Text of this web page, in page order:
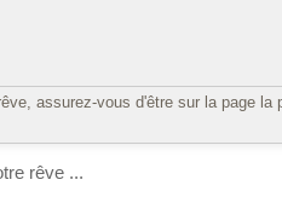
assurez-vous d'être sur la page la